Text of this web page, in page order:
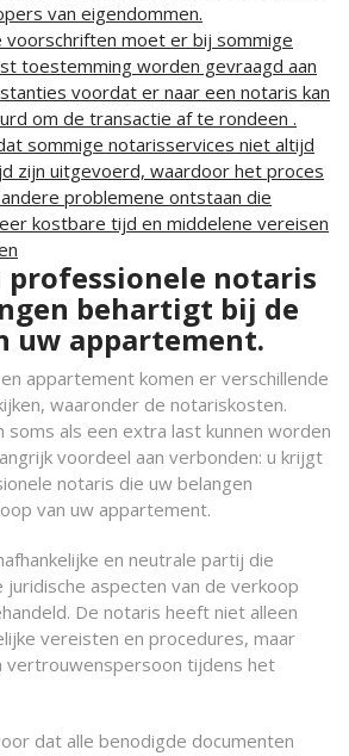
van eigendommen.
moet er bij sommige
toestemming worden gevraagd aan
voordat er naar een notaris kan
om de transactie af te rondeen .
sommige notarisservices niet altijd
zijn uitgevoerd, waardoor het proces
problemene ontstaan die
kostbare tijd en middelene vereisen
professionele notaris
behartigt bij de
uw appartement.
appartement komen er verschillende
waaronder de notariskosten.
als een extra last kunnen worden
voordeel aan verbonden: u krijgt
notaris die uw belangen
van uw appartement.
en neutrale partij die
aspecten van de verkoop
De notaris heeft niet alleen
vereisten en procedures, maar
vertrouwenspersoon tijdens het
dat alle benodigde documenten